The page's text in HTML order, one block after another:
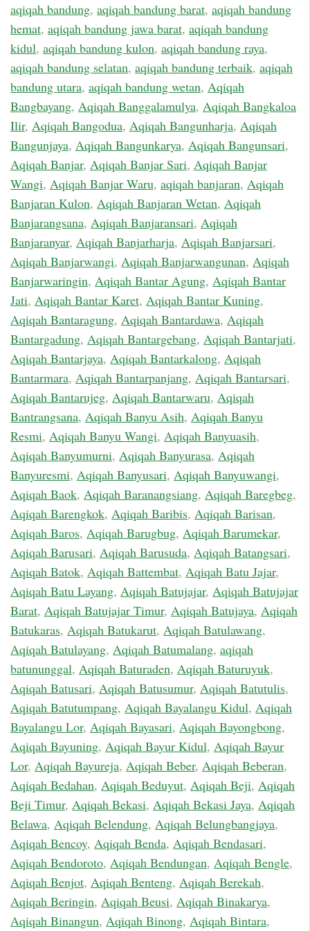
aqiqah bandung, aqiqah bandung barat, aqiqah bandung
hemat, aqiqah bandung jawa barat, aqiqah bandung
kidul, aqiqah bandung kulon, aqiqah bandung raya,
aqiqah bandung selatan, aqiqah bandung terbaik, aqiqah
bandung utara, aqiqah bandung wetan, Aqiqah
Bangbayang, Aqiqah Banggalamulya, Aqiqah Bangkaloa
Ilir, Aqiqah Bangodua, Aqiqah Bangunharja, Aqiqah
Bangunjaya, Aqiqah Bangunkarya, Aqiqah Bangunsari,
Aqiqah Banjar, Aqiqah Banjar Sari, Aqiqah Banjar
Wangi, Aqiqah Banjar Waru, aqiqah banjaran, Aqiqah
Banjaran Kulon, Aqiqah Banjaran Wetan, Aqiqah
Banjarangsana, Aqiqah Banjaransari, Aqiqah
Banjaranyar, Aqiqah Banjarharja, Aqiqah Banjarsari,
Aqiqah Banjarwangi, Aqiqah Banjarwangunan, Aqiqah
Banjarwaringin, Aqiqah Bantar Agung, Aqiqah Bantar
Jati, Aqiqah Bantar Karet, Aqiqah Bantar Kuning,
Aqiqah Bantaragung, Aqiqah Bantardawa, Aqiqah
Bantargadung, Aqiqah Bantargebang, Aqiqah Bantarjati,
Aqiqah Bantarjaya, Aqiqah Bantarkalong, Aqiqah
Bantarmara, Aqiqah Bantarpanjang, Aqiqah Bantarsari,
Aqiqah Bantarujeg, Aqiqah Bantarwaru, Aqiqah
Bantrangsana, Aqiqah Banyu Asih, Aqiqah Banyu
Resmi, Aqiqah Banyu Wangi, Aqiqah Banyuasih,
Aqiqah Banyumurni, Aqiqah Banyurasa, Aqiqah
Banyuresmi, Aqiqah Banyusari, Aqiqah Banyuwangi,
Aqiqah Baok, Aqiqah Baranangsiang, Aqiqah Baregbeg,
Aqiqah Barengkok, Aqiqah Baribis, Aqiqah Barisan,
Aqiqah Baros, Aqiqah Barugbug, Aqiqah Barumekar,
Aqiqah Barusari, Aqiqah Barusuda, Aqiqah Batangsari,
Aqiqah Batok, Aqiqah Battembat, Aqiqah Batu Jajar,
Aqiqah Batu Layang, Aqiqah Batujajar, Aqiqah Batujajar
Barat, Aqiqah Batujajar Timur, Aqiqah Batujaya, Aqiqah
Batukaras, Aqiqah Batukarut, Aqiqah Batulawang,
Aqiqah Batulayang, Aqiqah Batumalang, aqiqah
batununggal, Aqiqah Baturaden, Aqiqah Baturuyuk,
Aqiqah Batusari, Aqiqah Batusumur, Aqiqah Batutulis,
Aqiqah Batutumpang, Aqiqah Bayalangu Kidul, Aqiqah
Bayalangu Lor, Aqiqah Bayasari, Aqiqah Bayongbong,
Aqiqah Bayuning, Aqiqah Bayur Kidul, Aqiqah Bayur
Lor, Aqiqah Bayureja, Aqiqah Beber, Aqiqah Beberan,
Aqiqah Bedahan, Aqiqah Beduyut, Aqiqah Beji, Aqiqah
Beji Timur, Aqiqah Bekasi, Aqiqah Bekasi Jaya, Aqiqah
Belawa, Aqiqah Belendung, Aqiqah Belungbangjaya,
Aqiqah Bencoy, Aqiqah Benda, Aqiqah Bendasari,
Aqiqah Bendoroto, Aqiqah Bendungan, Aqiqah Bengle,
Aqiqah Benjot, Aqiqah Benteng, Aqiqah Berekah,
Aqiqah Beringin, Aqiqah Beusi, Aqiqah Binakarya,
Aqiqah Binangun, Aqiqah Binong, Aqiqah Bintara,